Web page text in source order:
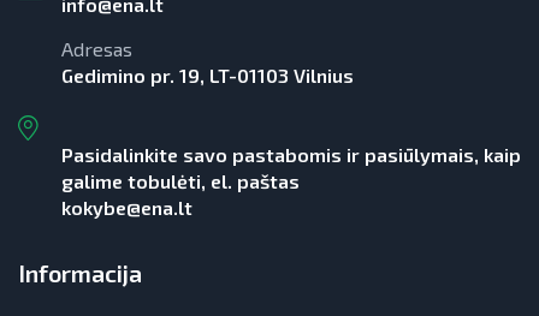
Adresas
Gedimino pr. 19, LT-01103 Vilnius
Pasidalinkite savo pastabomis ir pasiūlymais, kaip
galime tobulėti, el. paštas
kokybe@ena.lt
Informacija